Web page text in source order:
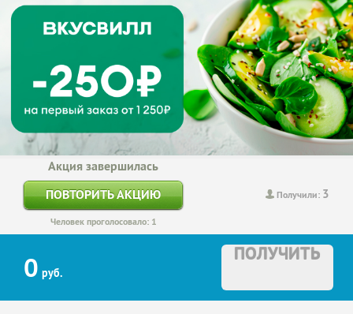
Получили: 3
Акция завершилась
ПОВТОРИТЬ АКЦИЮ
Человек проголосовало: 1
0 руб.
ПОЛУЧИТЬ